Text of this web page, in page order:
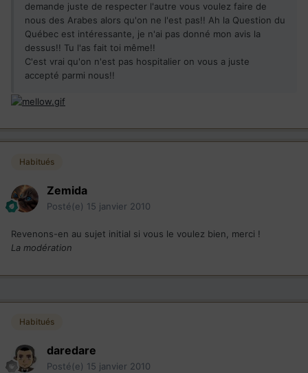
demande juste de respecter l'autre vous voulez faire de
nous des Arabes alors qu'on ne l'est pas!! Ah la Question du
Québec est intéressante, je n'ai pas donné mon avis la
dessus!! Tu l'as fait toi même!!
C'est vrai qu'on n'est pas hospitalier on vous a juste
accepté parmi nous!!
Habitués
Zemida
Posté(e) 15 janvier 2010
Revenons-en au sujet initial si vous le voulez bien, merci !
La modération
Habitués
daredare
Posté(e) 15 janvier 2010